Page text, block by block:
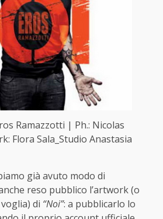
Ramazzotti | Ph.: Nicolas
Flora Sala_Studio Anastasia
già avuto modo di
reso pubblico l’artwork (o
di “Noi”: a pubblicarlo lo